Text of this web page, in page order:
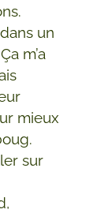
un
m’a
mieux
sur